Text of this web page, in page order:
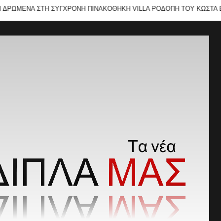
ΣΤΗ ΣΥΓΧΡΟΝΗ ΠΙΝΑΚΟΘΗΚΗ VILLA ΡΟΔΟΠΗ ΤΟΥ ΚΩΣΤΑ